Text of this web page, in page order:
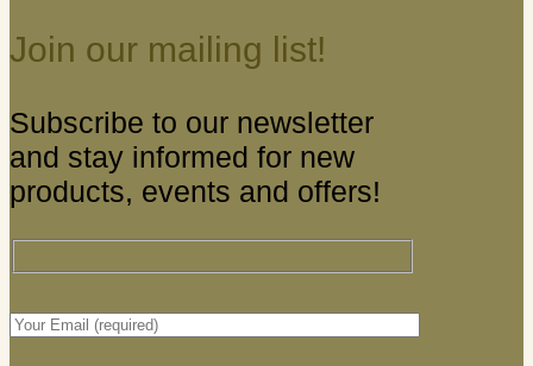
Join our mailing list!
Subscribe to our newsletter
and stay informed for new
products, events and offers!